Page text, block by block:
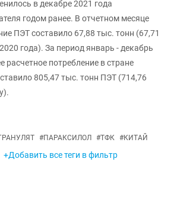
в декабре 2021 года
годом ранее. В отчетном месяце
ПЭТ составило 67,88 тыс. тонн (67,71
года). За период январь - декабрь
расчетное потребление в стране
805,47 тыс. тонн ПЭТ (714,76
#ПАРАКСИЛОЛ #ТФК #КИТАЙ
+Добавить все теги в фильтр